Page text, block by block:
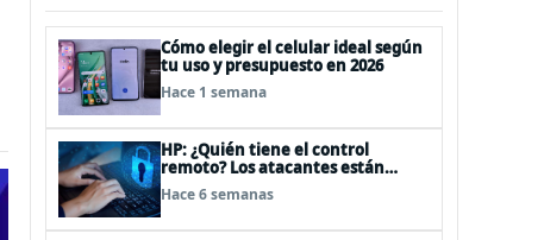
Cómo elegir el celular ideal según
tu uso y presupuesto en 2026
Hace 1 semana
HP: ¿Quién tiene el control
remoto? Los atacantes están
convirtiendo herramientas
legítimas de acceso remoto en
Hace 6 semanas